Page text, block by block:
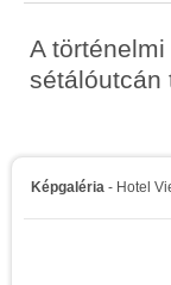
A
sétálóutcán
Képgaléria - Hotel